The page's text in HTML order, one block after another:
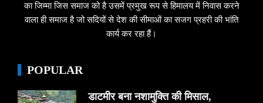
का जिम्मा जिस समाज को है उसमें प्रमुख रूप से हिमालय में निवास करने
वाला ही समाज है जो सदियों से देश की सीमाओं का सजग प्रहरी की भांति
कार्य कर रहा हैं।
POPULAR
डाटमीर बना नशामुक्ति की मिसाल,